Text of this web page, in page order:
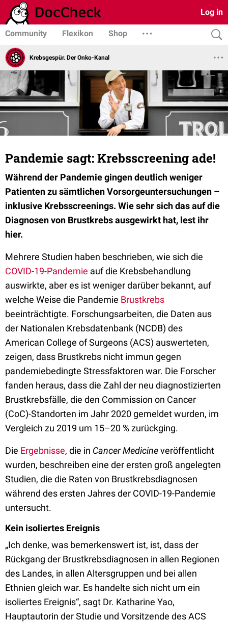
Log in
Community Flexikon Shop
Krebsgespür. Der Onko-Kanal
Pandemie sagt: Krebsscreening ade!
Während der Pandemie gingen deutlich weniger
Patienten zu sämtlichen Vorsorgeuntersuchungen –
inklusive Krebsscreenings. Wie sehr sich das auf die
Diagnosen von Brustkrebs ausgewirkt hat, lest ihr
hier.
Mehrere Studien haben beschrieben, wie sich die
COVID-19-Pandemie auf die Krebsbehandlung
auswirkte, aber es ist weniger darüber bekannt, auf
welche Weise die Pandemie Brustkrebs
beeinträchtigte. Forschungsarbeiten, die Daten aus
der Nationalen Krebsdatenbank (NCDB) des
American College of Surgeons (ACS) auswerteten,
zeigen, dass Brustkrebs nicht immun gegen
pandemiebedingte Stressfaktoren war. Die Forscher
fanden heraus, dass die Zahl der neu diagnostizierten
Brustkrebsfälle, die den Commission on Cancer
(CoC)-Standorten im Jahr 2020 gemeldet wurden, im
Vergleich zu 2019 um 15–20 % zurückging.
Die Ergebnisse, die in Cancer Medicineveröffentlicht
wurden, beschreiben eine der ersten groß angelegten
Studien, die die Raten von Brustkrebsdiagnosen
während des ersten Jahres der COVID-19-Pandemie
untersucht.
Kein isoliertes Ereignis
„Ich denke, was bemerkenswert ist, ist, dass der
Rückgang der Brustkrebsdiagnosen in allen Regionen
des Landes, in allen Altersgruppen und bei allen
Ethnien gleich war. Es handelte sich nicht um ein
isoliertes Ereignis“, sagt Dr. Katharine Yao,
Hauptautorin der Studie und Vorsitzende des ACS